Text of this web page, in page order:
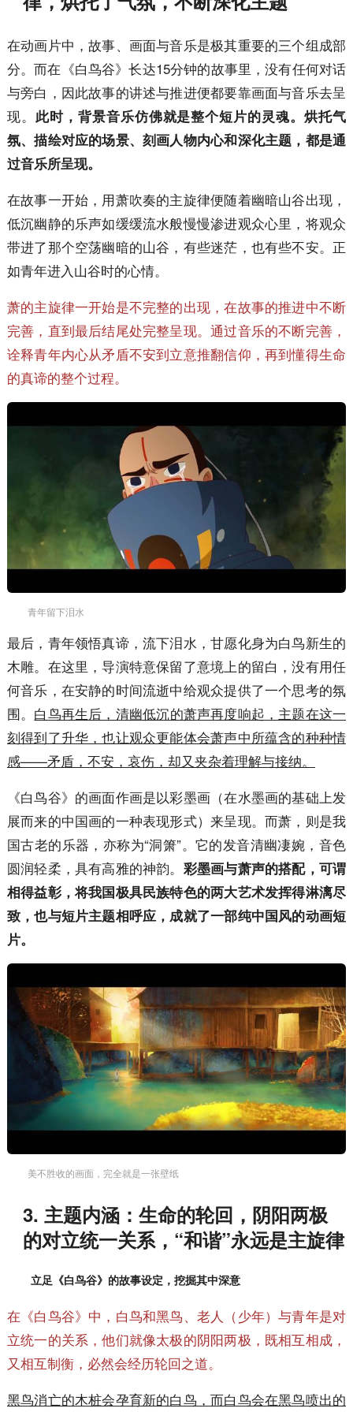
在动画片中，故事、画面与音乐是极其重要的三个组成部
分。而在《白鸟谷》长达15分钟的故事里，没有任何对话
与旁白，因此故事的讲述与推进便都要靠画面与音乐去呈
现。 此时，背景音乐仿佛就是整个短片的灵魂。烘托气
氛、描绘对应的场景、刻画人物内心和深化主题，都是通
过音乐所呈现。
在故事一开始，用萧吹奏的主旋律便随着幽暗山谷出现，
低沉幽静的乐声如缓缓流水般慢慢渗进观众心里，将观众
带进了那个空荡幽暗的山谷，有些迷茫，也有些不安。正
如青年进入山谷时的心情。
萧的主旋律一开始是不完整的出现，在故事的推进中不断
完善，直到最后结尾处完整呈现。通过音乐的不断完善，
诠释青年内心从矛盾不安到立意推翻信仰，再到懂得生命
的真谛的整个过程。
青年留下泪水
最后，青年领悟真谛，流下泪水，甘愿化身为白鸟新生的
木雕。在这里，导演特意保留了意境上的留白，没有用任
何音乐，在安静的时间流逝中给观众提供了一个思考的氛
围。 白鸟再生后，清幽低沉的萧声再度响起，主题在这一
刻得到了升华，也让观众更能体会萧声中所蕴含的种种情
感——矛盾，不安，哀伤，却又夹杂着理解与接纳。
《白鸟谷》的画面作画是以彩墨画（在水墨画的基础上发
展而来的中国画的一种表现形式）来呈现。而萧，则是我
国古老的乐器，亦称为“洞箫”。它的发音清幽凄婉，音色
圆润轻柔，具有高雅的神韵。 彩墨画与萧声的搭配，可谓
相得益彰，将我国极具民族特色的两大艺术发挥得淋漓尽
致，也与短片主题相呼应，成就了一部纯中国风的动画短
片。
美不胜收的画面，完全就是一张壁纸
3. 主题内涵：生命的轮回，阴阳两极
的对立统一关系，“和谐”永远是主旋律
立足《白鸟谷》的故事设定，挖掘其中深意
在《白鸟谷》中，白鸟和黑鸟、老人（少年）与青年是对
立统一的关系，他们就像太极的阴阳两极，既相互相成，
又相互制衡，必然会经历轮回之道。
黑鸟消亡的木桩会孕育新的白鸟，而白鸟会在黑鸟喷出的